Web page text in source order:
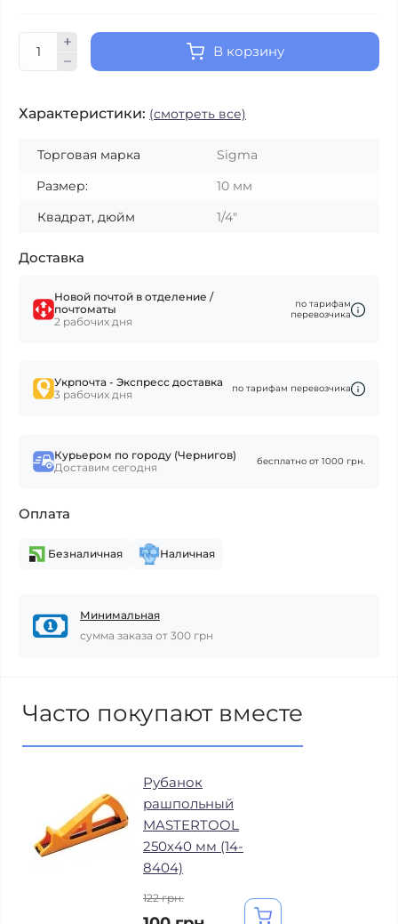
В корзину
Характеристики: (смотреть все)
Торговая марка
Sigma
Размер:
10 мм
Квадрат, дюйм
1/4"
Доставка
Новой почтой в отделение /
почтоматы
2 рабочих дня
по тарифам
перевозчика
Укрпочта - Экспресс доставка
3 рабочих дня
по тарифам перевозчика
Курьером по городу (Чернигов)
Доставим сегодня
бесплатно от 1000 грн.
Оплата
Безналичная Наличная
Минимальная
сумма заказа от 300 грн
Часто покупают вместе
Рубанок
рашпольный
MASTERTOOL
250х40 мм (14-
8404)
122 грн.